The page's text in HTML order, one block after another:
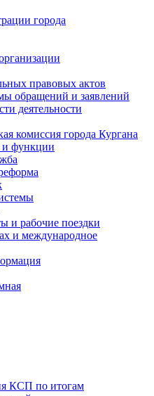
города
правовых актов
обращений и заявлений
деятельности
комиссия города Кургана
и функции
и рабочие поездки
и международное
КСП по итогам